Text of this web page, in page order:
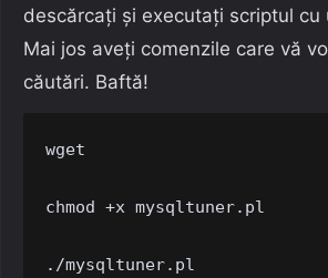
descărcați și executați scriptul cu
Mai jos aveți comenzile care vă
căutări. Baftă!
wget
chmod +x mysqltuner.pl
./mysqltuner.pl